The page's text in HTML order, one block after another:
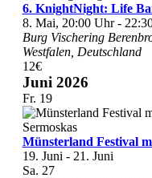
6. KnightNight: Life
8. Mai, 20:00 Uhr-
Burg Vischering
Westfalen, Deutschland
12€
Juni 2026
Fr. 19
Münsterland Festival
19. Juni - 21. Juni
Sa. 27